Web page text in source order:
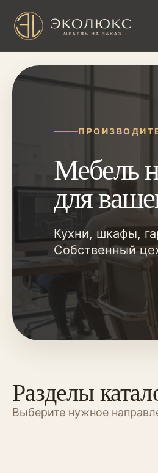
Мебель
для
Кухни, шкафы,
Собственный
Разделы
Выберите нужное
Шкафы